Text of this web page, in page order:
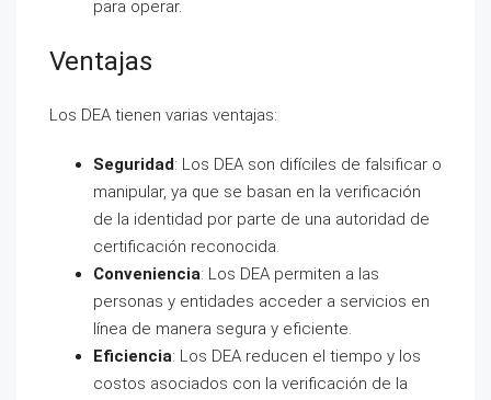
para operar.
Ventajas
Los DEA tienen varias ventajas:
Seguridad: Los DEA son difíciles de falsificar o
manipular, ya que se basan en la verificación
de la identidad por parte de una autoridad de
certificación reconocida.
Conveniencia: Los DEA permiten a las
personas y entidades acceder a servicios en
línea de manera segura y eficiente.
Eficiencia: Los DEA reducen el tiempo y los
costos asociados con la verificación de la